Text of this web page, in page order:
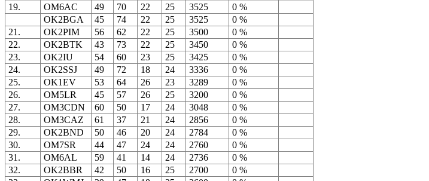
19.
OM6AC 49 70 22 25 3525
0 %
OK2BGA
45 74 22 25 3525
0 %
21.
OK2PIM 56 62 22 25 3500
0 %
22.
OK2BTK 43 73 22 25 3450
0 %
23.
OK2IU 54 60 23 25 3425
0 %
24.
OK2SSJ 49 72 18 24 3336
0 %
25.
OK1EV 53 64 26 23 3289
0 %
26.
OM5LR 45 57 26 25 3200
0 %
27.
OM3CDN 60 50 17 24 3048
0 %
28.
OM3CAZ 61 37 21 24 2856
0 %
29.
OK2BND 50 46 20 24 2784
0 %
30.
OM7SR 44 47 24 24 2760
0 %
31.
OM6AL 59 41 14 24 2736
0 %
32.
OK2BBR 42 50 16 25 2700
0 %